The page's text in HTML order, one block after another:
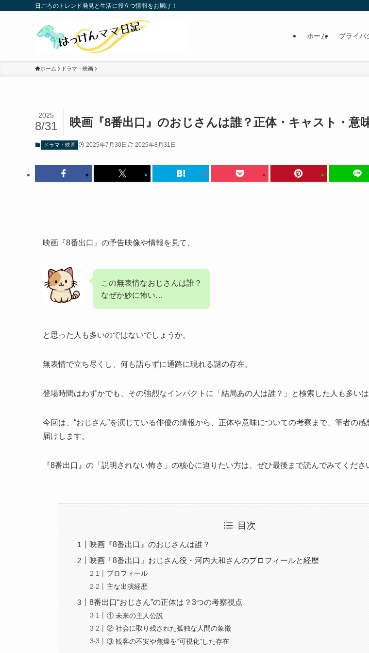
日ごろのトレンド発見と生活に役立つ情報をお届け！
ホーム プライバ
ホーム ドラマ・映画
映画『8番出口』のおじさんは誰？正体・キャスト・意
2025
8/31
ドラマ・映画 2025年7月30日 2025年8月31日
映画『8番出口』の予告映像や情報を見て、
この無表情なおじさんは誰？
なぜか妙に怖い…
と思った人も多いのではないでしょうか。
無表情で立ち尽くし、何も語らずに通路に現れる謎の存在。
登場時間はわずかでも、その強烈なインパクトに「結局あの人は誰？」と検索した人も多いは
今回は、“おじさん”を演じている俳優の情報から、正体や意味についての考察まで、筆者の
届けします。
『8番出口』の「説明されない怖さ」の核心に迫りたい方は、ぜひ最後まで読んでみてくださ
目次
映画『8番出口』のおじさんは誰？
映画「8番出口」おじさん役・河内大和さんのプロフィールと経歴
プロフィール
主な出演経歴
8番出口“おじさん”の正体は？3つの考察視点
① 未来の主人公説
② 社会に取り残された孤独な人間の象徴
③ 観客の不安や焦燥を“可視化”した存在